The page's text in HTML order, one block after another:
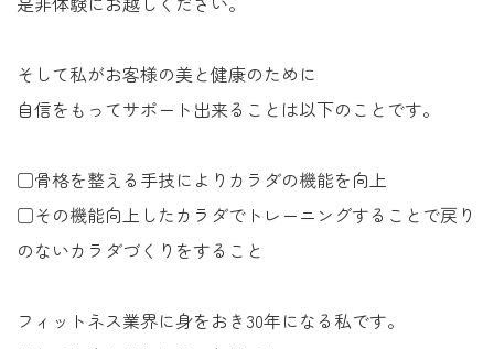
そして私がお客様の美と健康のために
自信をもってサポート出来ることは以下のことです。
□骨格を整える手技によりカラダの機能を向上
□その機能向上したカラダでトレーニングすることで戻り
のないカラダづくりをすること
フィットネス業界に身をおき30年になる私です。